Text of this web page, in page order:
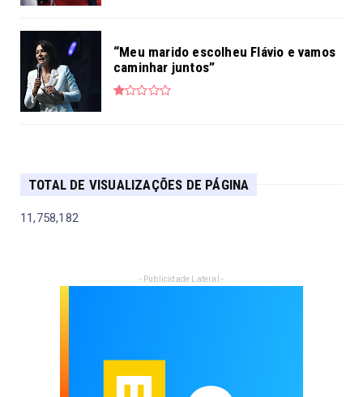
“Meu marido escolheu Flávio e vamos
caminhar juntos”
TOTAL DE VISUALIZAÇÕES DE PÁGINA
11,758,182
- Publicidade Lateral -